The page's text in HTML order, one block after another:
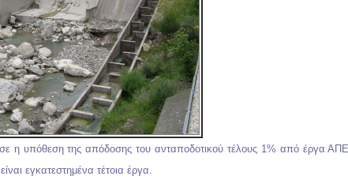
η υπόθεση της απόδοσης του ανταποδοτικού τέλους 1% από έργα ΑΠΕ
εγκατεστημένα τέτοια έργα.